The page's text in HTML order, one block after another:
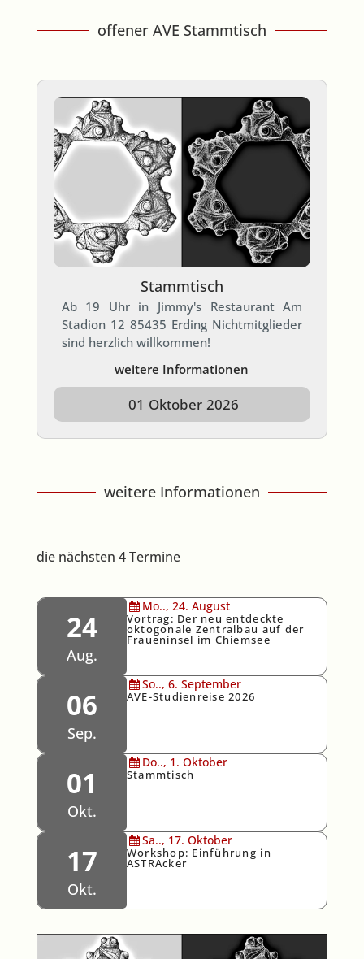
offener AVE Stammtisch
Stammtisch
Ab 19 Uhr in Jimmy's Restaurant Am
Stadion 12 85435 Erding Nichtmitglieder
sind herzlich willkommen!
weitere Informationen
01 Oktober 2026
weitere Informationen
die nächsten 4 Termine
24
Aug.
Mo.., 24. August
Vortrag: Der neu entdeckte
oktogonale Zentralbau auf der
Fraueninsel im Chiemsee
06
Sep.
So.., 6. September
AVE-Studienreise 2026
01
Okt.
Do.., 1. Oktober
Stammtisch
17
Okt.
Sa.., 17. Oktober
Workshop: Einführung in
ASTRAcker